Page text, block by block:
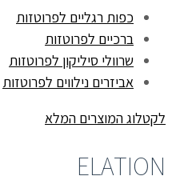
כפות רגליים לפרוטזות
ברכיים לפרוטזות
שרוולי סיליקון לפרוטזות
אביזרים נילווים לפרוטזות
לקטלוג המוצרים המלא
ELATION